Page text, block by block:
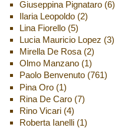
Giuseppina Pignataro(6)
Ilaria Leopoldo(2)
Lina Fiorello(5)
Lucia Mauricio Lopez (3)
Mirella De Rosa(2)
Olmo Manzano(1)
Paolo Benvenuto(761)
Pina Oro(1)
Rina De Caro(7)
Rino Vicari(4)
Roberta Ianelli(1)